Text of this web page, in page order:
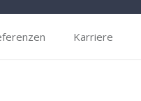
Karriere